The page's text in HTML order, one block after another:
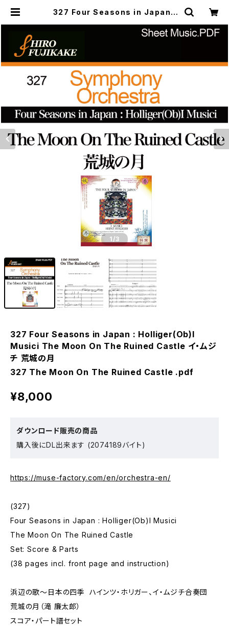
327 Four Seasons in Japan :
n On The Ruined Castle イ・ム
ジチ 荒城の月 | Musefactory
1 /3
327 Four Seasons in Japan : Holliger(Ob)I
Musici The Moon On The Ruined Castle イ・ムジ
チ 荒城の月
327 The Moon On The Ruined Castle .pdf
¥8,000
ダウンロード販売の商品
購入後にDL出来ます (2074189バイト)
https://muse-factory.com/en/orchestra-en/
(327)
Four Seasons in Japan : Holliger(Ob)I Musici
The Moon On The Ruined Castle
Set: Score & Parts
(38 pages incl. front page and instruction)
浜辺の歌～日本の四季 ハインツ・ホリガー、イ・ムジチ合奏団
荒城の月（滝 廉太郎）
スコア・パート譜セット